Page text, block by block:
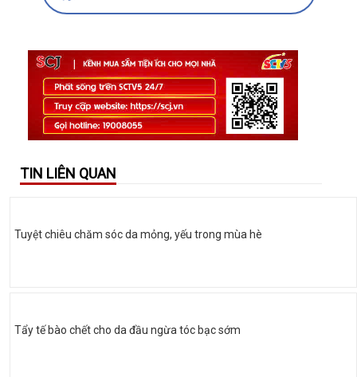
TIN LIÊN QUAN
Tuyệt chiêu chăm sóc da mỏng, yếu trong mùa hè
Tẩy tế bào chết cho da đầu ngừa tóc bạc sớm